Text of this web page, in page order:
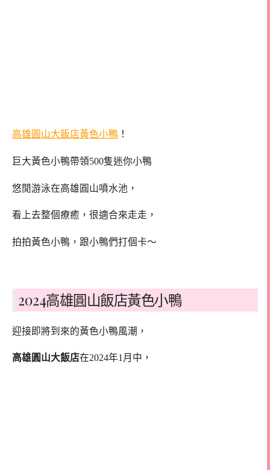
高雄圓山大飯店黃色小鴨 ！
巨大黃色小鴨帶領500隻迷你小鴨
悠閒游泳在高雄圓山噴水池，
看上去整個療癒，很適合來走走，
拍拍黃色小鴨，跟小鴨們打個卡～
2024高雄圓山飯店黃色小鴨
迎接即將到來的黃色小鴨風潮，
高雄圓山大飯店在2024年1月中，